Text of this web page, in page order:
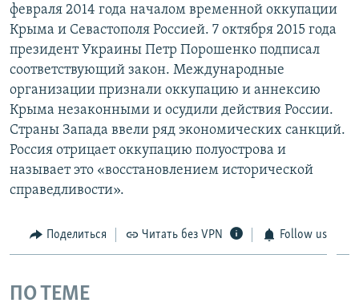
февраля 2014 года началом временной оккупации
Крыма и Севастополя Россией. 7 октября 2015 года
президент Украины Петр Порошенко подписал
соответствующий закон. Международные
организации признали оккупацию и аннексию
Крыма незаконными и осудили действия России.
Страны Запада ввели ряд экономических санкций.
Россия отрицает оккупацию полуострова и
называет это «восстановлением исторической
справедливости».
Поделиться Читать без VPN Follow us
ПО ТЕМЕ